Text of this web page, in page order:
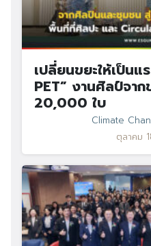
เปลี่ยนขยะให้เป็น
PET” งานศิลป์จา
20,000 ใบ
Climate
ตุลาคม